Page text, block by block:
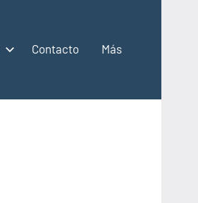
Contacto Más